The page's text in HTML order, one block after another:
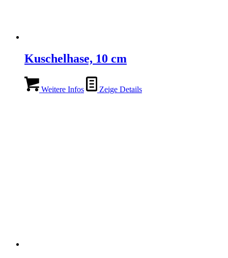
Kuschelhase, 10 cm
Weitere Infos Zeige Details